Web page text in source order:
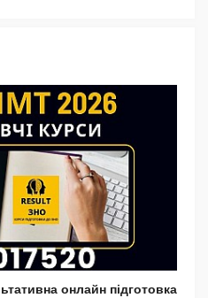
онлайн підготовка